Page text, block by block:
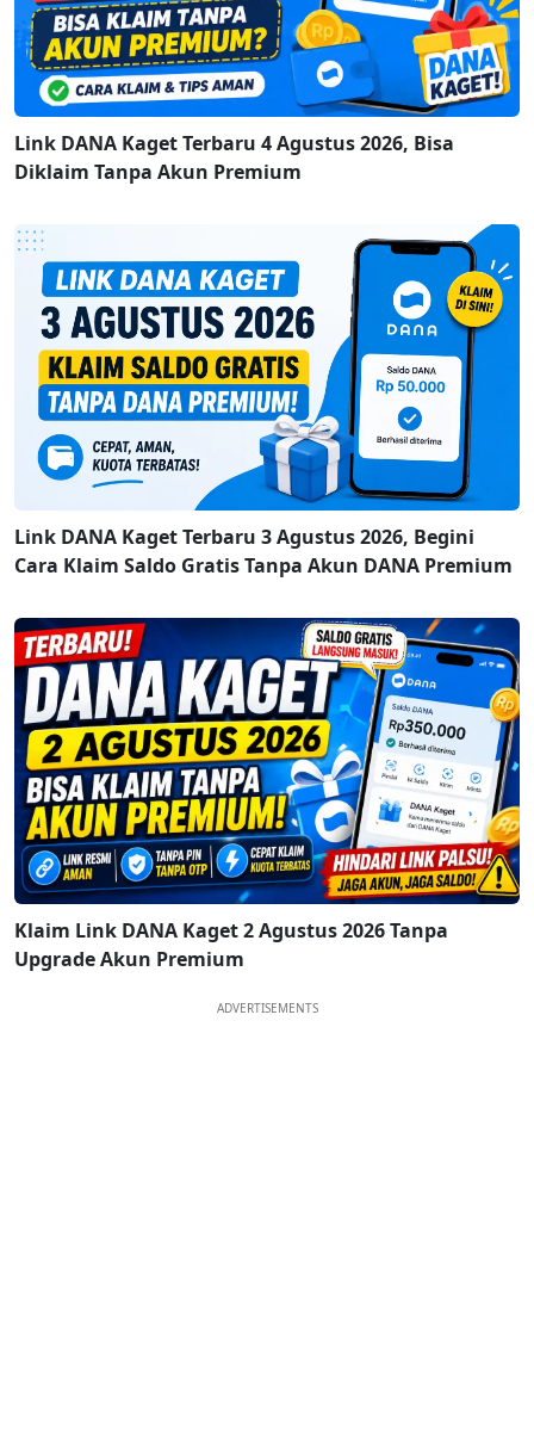
Link DANA Kaget Terbaru 4 Agustus 2026, Bisa
Diklaim Tanpa Akun Premium
Link DANA Kaget Terbaru 3 Agustus 2026, Begini
Cara Klaim Saldo Gratis Tanpa Akun DANA Premium
Klaim Link DANA Kaget 2 Agustus 2026 Tanpa
Upgrade Akun Premium
ADVERTISEMENTS